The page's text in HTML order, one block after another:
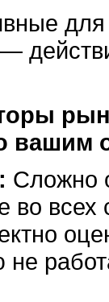
Сложно
во всех
не